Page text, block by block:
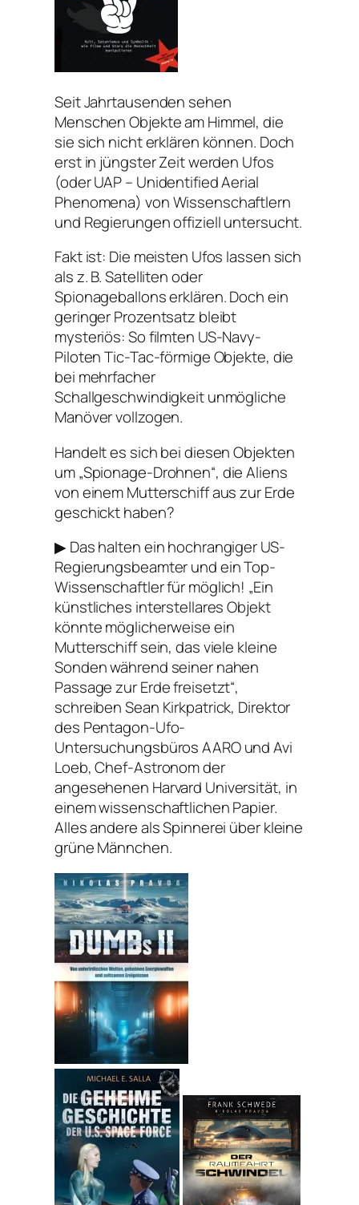
Seit Jahrtausenden sehen
Menschen Objekte am Himmel, die
sie sich nicht erklären können. Doch
erst in jüngster Zeit werden Ufos
(oder UAP – Unidentified Aerial
Phenomena) von Wissenschaftlern
und Regierungen offiziell untersucht.
Fakt ist: Die meisten Ufos lassen sich
als z. B. Satelliten oder
Spionageballons erklären. Doch ein
geringer Prozentsatz bleibt
mysteriös: So filmten US-Navy-
Piloten Tic-Tac-förmige Objekte, die
bei mehrfacher
Schallgeschwindigkeit unmögliche
Manöver vollzogen.
Handelt es sich bei diesen Objekten
um „Spionage-Drohnen“, die Aliens
von einem Mutterschiff aus zur Erde
geschickt haben?
▶︎ Das halten ein hochrangiger US-
Regierungsbeamter und ein Top-
Wissenschaftler für möglich! „Ein
künstliches interstellares Objekt
könnte möglicherweise ein
Mutterschiff sein, das viele kleine
Sonden während seiner nahen
Passage zur Erde freisetzt“,
schreiben Sean Kirkpatrick, Direktor
des Pentagon-Ufo-
Untersuchungsbüros AARO und Avi
Loeb, Chef-Astronom der
angesehenen Harvard Universität, in
einem wissenschaftlichen Papier.
Alles andere als Spinnerei über kleine
grüne Männchen.